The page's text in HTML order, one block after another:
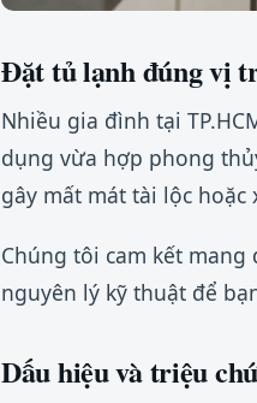
Đặt tủ lạnh đúng vị
Nhiều gia đình tại
dụng vừa hợp phong
gây mất mát tài lộc
Chúng tôi cam kết
nguyên lý kỹ thuật để
Dấu hiệu và triệu